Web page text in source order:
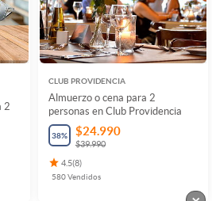
2
CLUB PROVIDENCIA
Almuerzo o cena para 2
personas en Club Providencia
38% $24.990
$39.990
4.5(8)
580Vendidos